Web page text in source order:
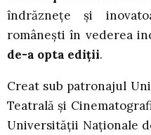
îndrăznețe și
românești în vederea
de-a opta ediții.
Creat sub patronajul
Teatrală și
Universității Naționale